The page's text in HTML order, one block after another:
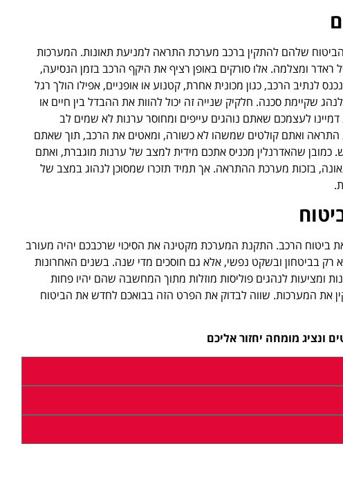
שלהם להתקין ברכב מערכת התראה למניעת תאונות. המערכות
ומצלמה. אלו סורקים באופן רציף את היקף הרכב בזמן הנסיעה,
לנתיב הרכב, כגון מכונית אחרת, קטנוע או אופניים, אפילו הולך רגל
שקיימת סכנה. חלקיק שנייה זה יכול להוות את ההבדל בין חיים או
לעצמכם שאתם נוהגים עייפים ומחוסר ערנות לא שמים לב
התראה ואתם קולטים שמשהו לא כשורה, ומאטים את הרכב, תוך שאתם
שהאדרנלין מכניס אתכם מידית למצב של ערנות מוגברת, ואתם
בזכות מערכת ההתראה. אך תמיד תזכרו שמסוכן לנהוג במצב של
ביטוח הרכב. התקנת המערכת מקטינה את הסיכוי שרכבכם יהיה מעורב
רק בביטחון ובשקט נפשי, אלא גם חוסכים מדי שנה. בשנים האחרונות
ומציעות לנהגים פוליסות מוזלות מתוך המחשבה שהם יהיו פחות
את המערכות. שווה לבדוק את הפרט הזה בבואכם לחדש את הביטוח
מומחה יחזור אליכם